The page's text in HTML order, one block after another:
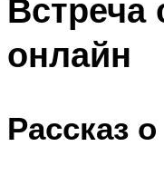
Встреча
онлайн
Рассказ